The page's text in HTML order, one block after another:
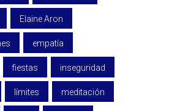
Elaine Aron
empatía
fiestas inseguridad
límites meditación